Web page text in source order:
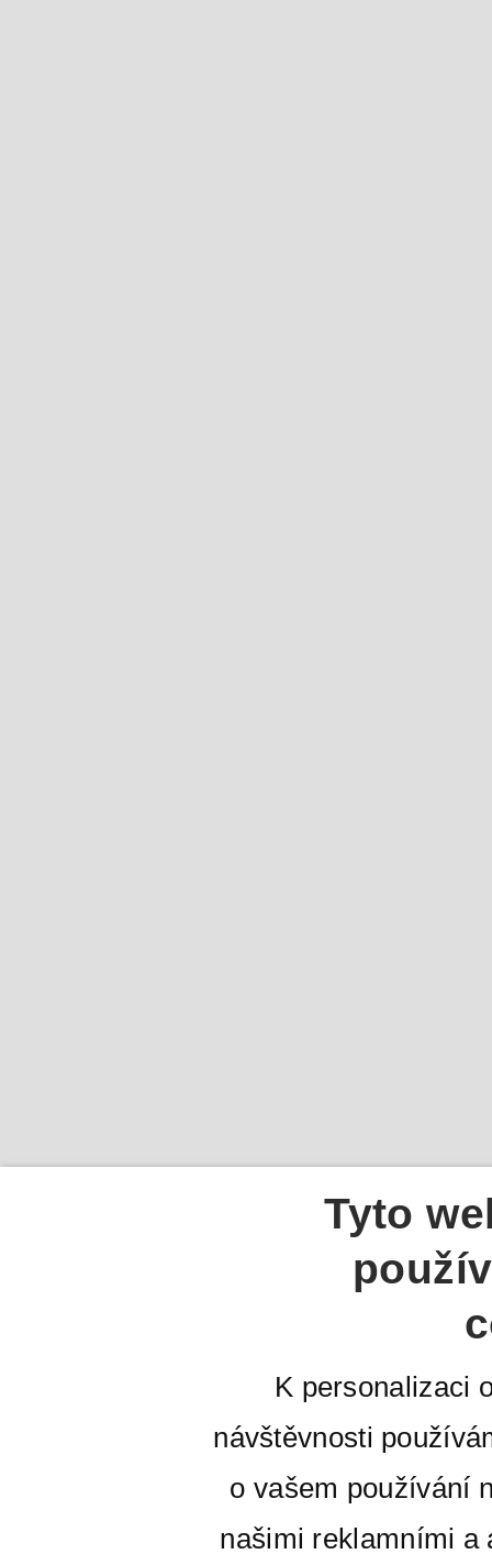
Tyto
K personalizaci
návštěvnosti
o vašem používání
našimi reklamními a